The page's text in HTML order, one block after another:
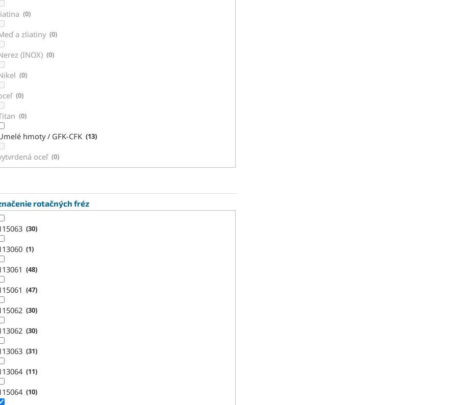
0
a zliatiny 0
(INOX) 0
0
0
0
hmoty / GFK-CFK 13
oceľ 0
rotačných fréz
30
1
48
47
30
30
31
11
10